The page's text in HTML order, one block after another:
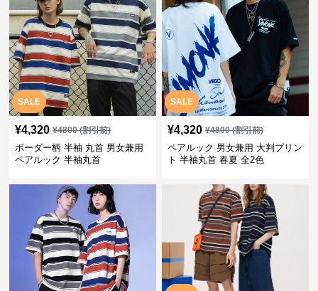
SALE
¥4,320 ¥4800(割引前)
ボーダー柄 半袖 丸首 男女兼用
ペアルック 半袖丸首
SALE
¥4,320 ¥4800(割引前)
ペアルック 男女兼用 大判プリン
ト 半袖丸首 春夏 全2色